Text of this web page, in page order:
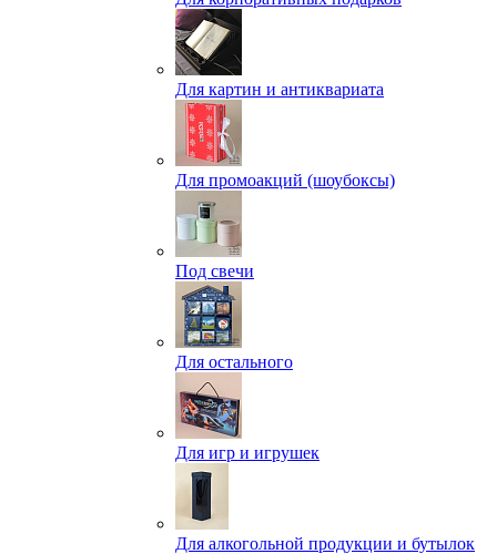
Для картин и антиквариата
Для промоакций (шоубоксы)
Под свечи
Для остального
Для игр и игрушек
Для алкогольной продукции и бутылок